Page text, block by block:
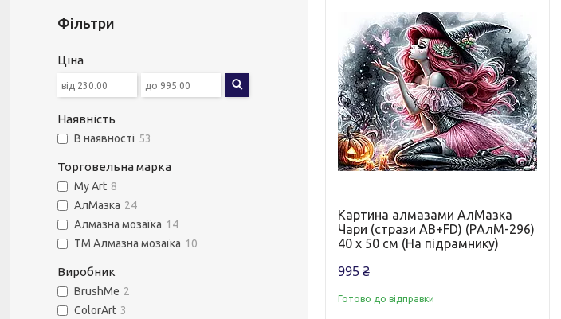
Картина алмазами АлМазка
Чари (стрази AB+FD) (PАлМ-296)
40 х 50 см (На підрамнику)
995 ₴
Готово до відправки
Фільтри
Ціна
Наявність
В наявності 53
Торговельна марка
My Art 8
АлМазка 24
Алмазна мозаїка 14
ТМ Алмазна мозаїка 10
Виробник
BrushMe 2
ColorArt 3